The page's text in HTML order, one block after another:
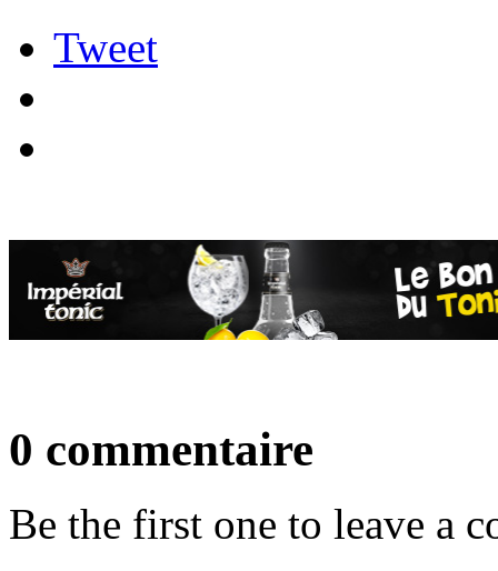
Tweet
0 commentaire
Be the first one to leave a